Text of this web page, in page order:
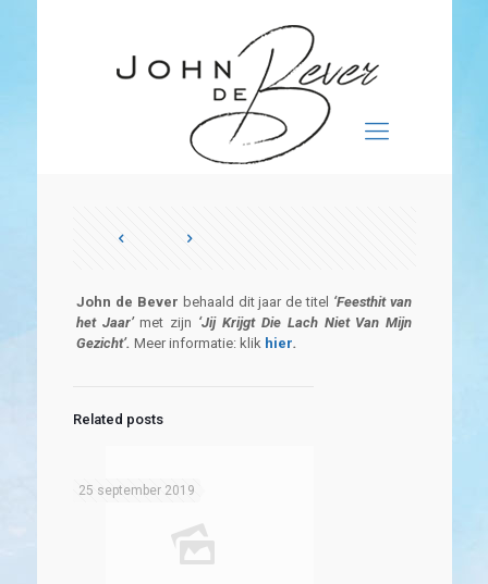
John de Bever behaald dit jaar de titel ‘Feesthit van
het Jaar’met zijn ‘Jij Krijgt Die Lach Niet Van Mijn
Gezicht’. Meer informatie: klik hier.
Related posts
25 september 2019